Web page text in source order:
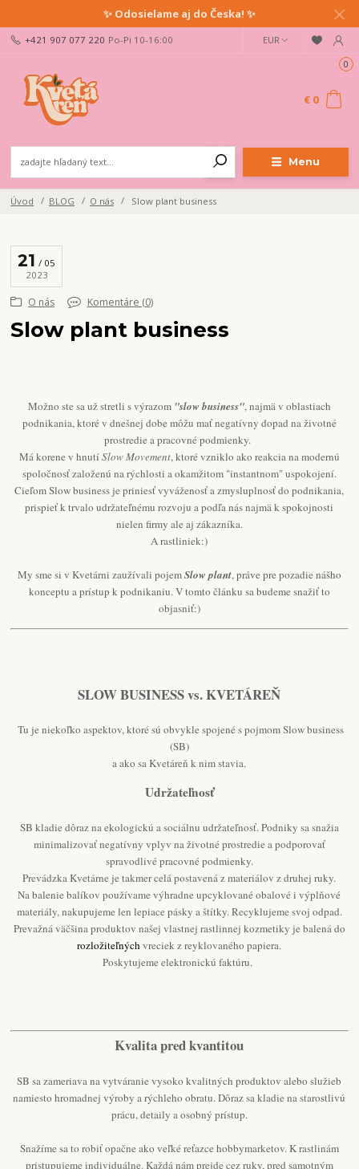
✨ Odosielame aj do Česka! ✨
Menu
EUR
+421 907 077 220 Po-Pi 10-16:00
0
€ 0
Úvod BLOG O nás Slow plant business
21
05
2023
O nás Komentáre (0)
Slow plant business
Možno ste sa už stretli s výrazom "slow business", najmä v oblastiach
podnikania, ktoré v dnešnej dobe môžu mať negatívny dopad na životné
prostredie a pracovné podmienky.
Má korene v hnutíSlow Movement, ktoré vzniklo ako reakcia na modernú
spoločnosť založenú na rýchlosti a okamžitom "instantnom" uspokojení.
Cieľom Slow business je priniesť vyváženosť a zmysluplnosť do podnikania,
prispieť k trvalo udržateľnému rozvoju a podľa nás najmä k spokojnosti
nielen firmy ale aj zákazníka.
A rastliniek:)
My sme si v Kvetárni zaužívali pojemSlow plant, práve pre pozadie nášho
konceptu a prístup k podnikaniu. V tomto článku sa budeme snažiť to
objasniť:)
SLOW BUSINESS vs. KVETÁREŇ
Tu je niekoľko aspektov, ktoré sú obvykle spojené s pojmom Slow business
(SB)
a ako sa Kvetáreň k nim stavia.
Udržateľnosť
SB kladie dôraz na ekologickú a sociálnu udržateľnosť. Podniky sa snažia
minimalizovať negatívny vplyv na životné prostredie a podporovať
spravodlivé pracovné podmienky.
Prevádzka Kvetárne je takmer celá postavená z materiálov z druhej ruky.
Na balenie balíkov používame výhradne upcyklované obalové i výplňové
materiály, nakupujeme len lepiace pásky a štítky. Recyklujeme svoj odpad.
Prevažná väčšina produktov našej vlastnej rastlinnej kozmetiky je balená do
rozložiteľnýchvreciek z reyklovaného papiera.
Poskytujeme elektronickú faktúru.
Kvalita pred kvantitou
SB sa zameriava na vytváranie vysoko kvalitných produktov alebo služieb
namiesto hromadnej výroby a rýchleho obratu. Dôraz sa kladie na starostlivú
prácu, detaily a osobný prístup.
Snažíme sa to robiť opačne ako veľké reťazce hobbymarketov. K rastlinám
pristupujeme individuálne. Každá nám prejde cez ruky, pred samotným